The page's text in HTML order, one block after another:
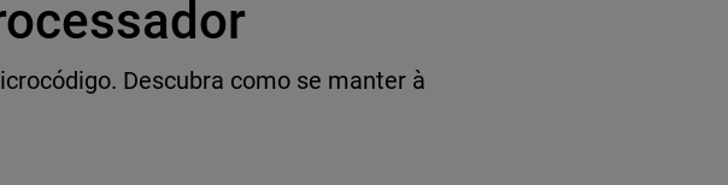
Descubra como se manter à